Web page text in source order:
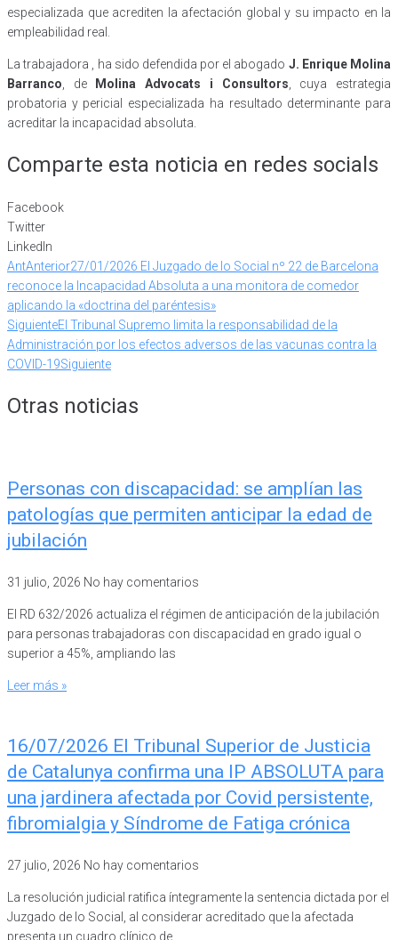
especializada que acrediten la afectación global y su impacto en la
empleabilidad real.
La trabajadora , ha sido defendida por el abogado J. Enrique Molina
Barranco , de Molina Advocats i Consultors , cuya estrategia
probatoria y pericial especializada ha resultado determinante para
acreditar la incapacidad absoluta.
Comparte esta noticia en redes socials
Facebook
Twitter
LinkedIn
AntAnterior27/01/2026 El Juzgado de lo Social nº 22 de Barcelona
reconoce la Incapacidad Absoluta a una monitora de comedor
aplicando la «doctrina del paréntesis»
SiguienteEl Tribunal Supremo limita la responsabilidad de la
Administración por los efectos adversos de las vacunas contra la
COVID-19Siguiente
Otras noticias
Personas con discapacidad: se amplían las
patologías que permiten anticipar la edad de
jubilación
31 julio, 2026 No hay comentarios
El RD 632/2026 actualiza el régimen de anticipación de la jubilación
para personas trabajadoras con discapacidad en grado igual o
superior a 45%, ampliando las
Leer más »
16/07/2026 El Tribunal Superior de Justicia
de Catalunya confirma una IP ABSOLUTA para
una jardinera afectada por Covid persistente,
fibromialgia y Síndrome de Fatiga crónica
27 julio, 2026 No hay comentarios
La resolución judicial ratifica íntegramente la sentencia dictada por el
Juzgado de lo Social, al considerar acreditado que la afectada
presenta un cuadro clínico de